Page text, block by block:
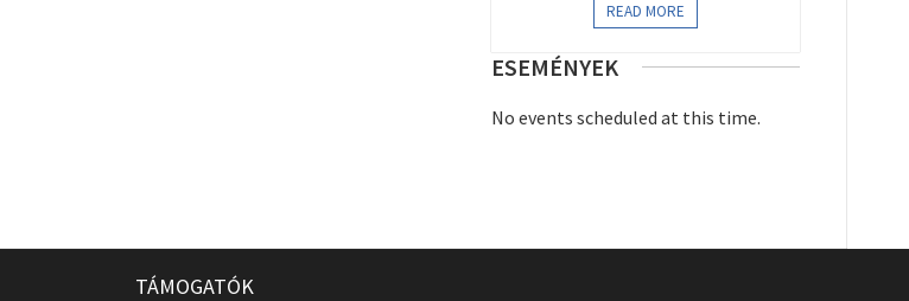
READ MORE
ESEMÉNYEK
No events scheduled at this time.
TÁMOGATÓK